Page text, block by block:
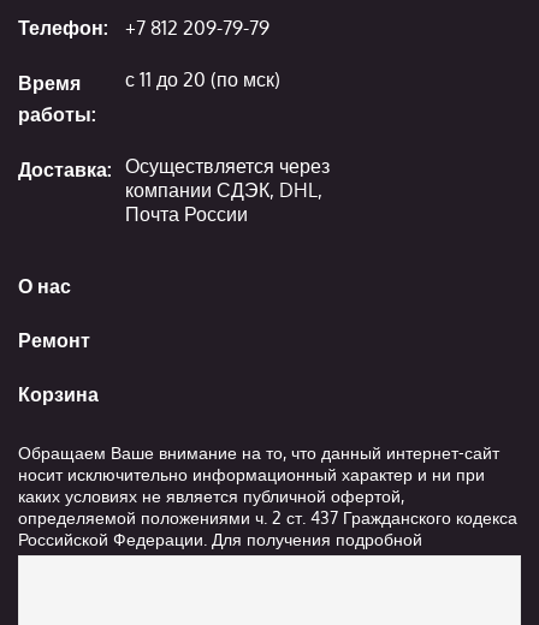
О нас
Ремонт
Корзина
Телефон: +7 812 209-79-79
Время
работы:
с 11 до 20 (по мск)
Доставка: Осуществляется через
компании СДЭК, DHL,
Почта России
Обращаем Ваше внимание на то, что данный интернет-сайт
носит исключительно информационный характер и ни при
каких условиях не является публичной офертой,
определяемой положениями ч. 2 ст. 437 Гражданского кодекса
Российской Федерации. Для получения подробной
информации о стоимости и сроках выполнения услуг,